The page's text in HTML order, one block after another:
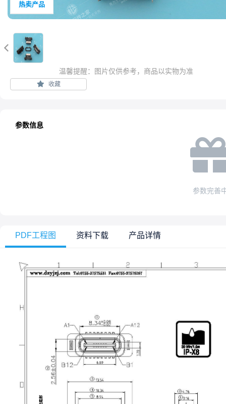

温馨提醒：图片仅供参考，商品以实物为准
收藏
参数信息
参数完善
PDF工程图 资料下载 产品详情
热卖产品